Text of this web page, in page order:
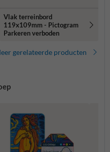
Vlak terreinbord
119x109mm - Pictogram
Parkeren verboden
gerelateerde producten